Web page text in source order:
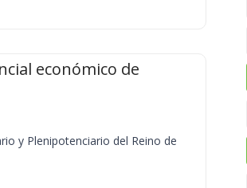
económico de
y Plenipotenciario del Reino de